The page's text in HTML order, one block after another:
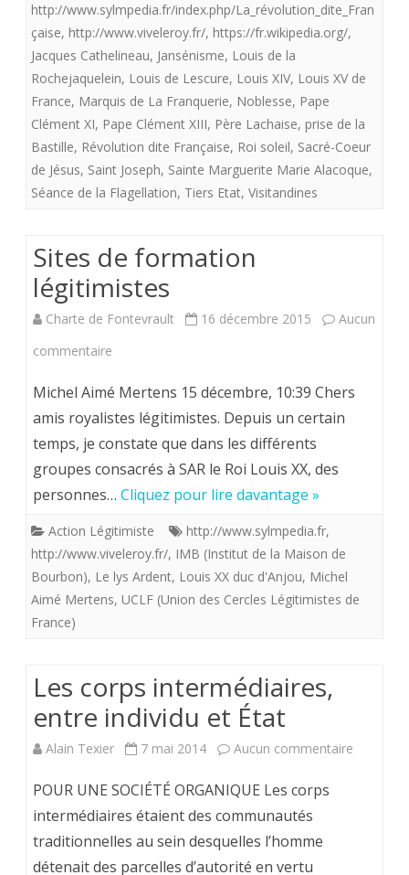
http://www.sylmpedia.fr/index.php/La_révolution_dite_Fran
çaise, http://www.viveleroy.fr/, https://fr.wikipedia.org/,
Jacques Cathelineau, Jansénisme, Louis de la
Rochejaquelein, Louis de Lescure, Louis XIV, Louis XV de
France, Marquis de La Franquerie, Noblesse, Pape
Clément XI, Pape Clément XIII, Père Lachaise, prise de la
Bastille, Révolution dite Française, Roi soleil, Sacré-Coeur
de Jésus, Saint Joseph, Sainte Marguerite Marie Alacoque,
Séance de la Flagellation, Tiers Etat, Visitandines
Sites de formation
légitimistes
Charte de Fontevrault 16 décembre 2015
Aucun
commentaire
de
formation
légitimistes
Michel Aimé Mertens 15 décembre, 10:39 Chers
amis royalistes légitimistes. Depuis un certain
temps, je constate que dans les différents
groupes consacrés à SAR le Roi Louis XX, des
personnes… Cliquez pour lire davantage »
Action Légitimiste http://www.sylmpedia.fr,
http://www.viveleroy.fr/, IMB (Institut de la Maison de
Bourbon), Le lys Ardent, Louis XX duc d'Anjou, Michel
Aimé Mertens‎, UCLF (Union des Cercles Légitimistes de
France)
Les corps intermédiaires,
entre individu et État
Alain Texier 7 mai 2014 Aucun commentaire
POUR UNE SOCIÉTÉ ORGANIQUE Les corps
intermédiaires étaient des communautés
traditionnelles au sein desquelles l’homme
détenait des parcelles d’autorité en vertu